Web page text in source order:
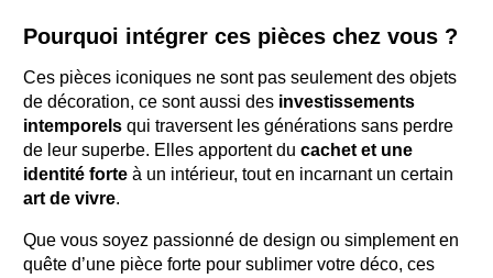
Pourquoi intégrer ces pièces chez vous ?
Ces pièces iconiques ne sont pas seulement des objets
de décoration, ce sont aussi des investissements
intemporels qui traversent les générations sans perdre
de leur superbe. Elles apportent du cachet et une
identité forte à un intérieur, tout en incarnant un certain
art de vivre.
Que vous soyez passionné de design ou simplement en
quête d’une pièce forte pour sublimer votre déco, ces